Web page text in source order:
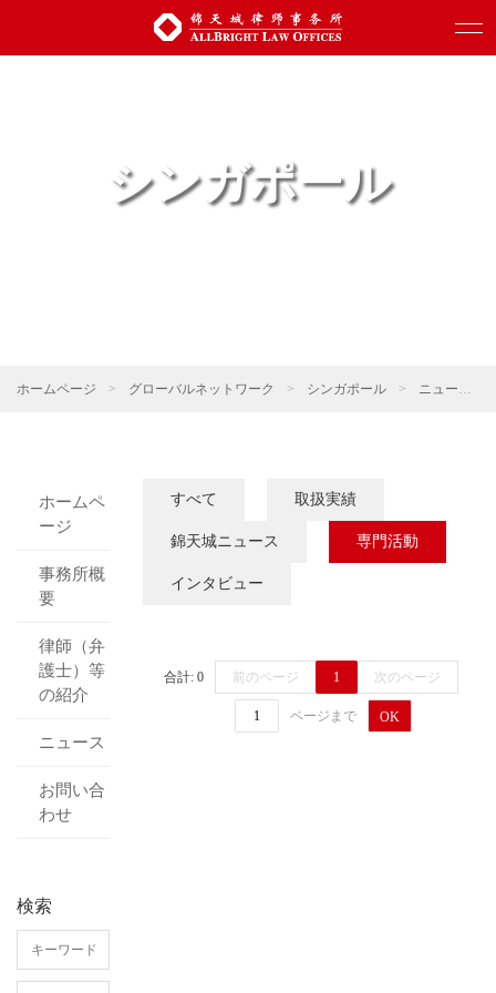
シンガポール
ホームページ > グローバルネットワーク > シンガポール > ニュース
ホームペ
ージ
事務所概
要
律師（弁
護士）等
の紹介
ニュース
お問い合
わせ
検索
すべて 取扱実績
錦天城ニュース 専門活動
インタビュー
合計: 0 前のページ 1 次のページ
ページまで OK